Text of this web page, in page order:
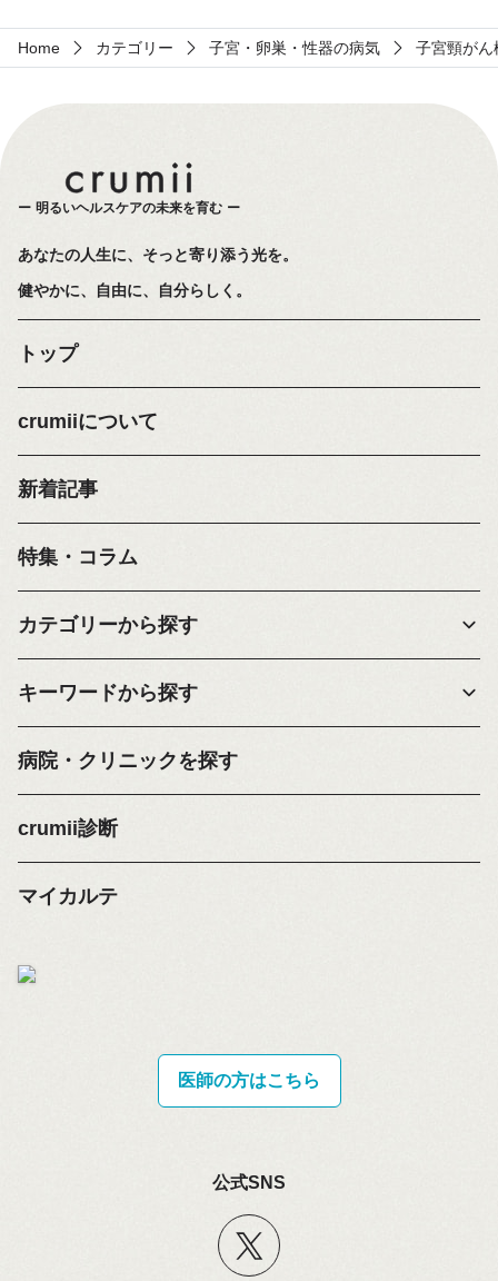
Home カテゴリー 子宮・卵巣・性器の病気 子宮頸がん
明るいヘルスケアの未来を育む
あなたの人生に、そっと寄り添う光を。
健やかに、自由に、自分らしく。
トップ
crumiiについて
新着記事
特集・コラム
カテゴリーから探す
キーワードから探す
病院・クリニックを探す
crumii診断
マイカルテ
医師の方はこちら
公式SNS